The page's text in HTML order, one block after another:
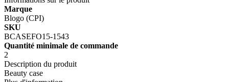
Marque
Blogo (CPI)
SKU
BCASEFO15-1543
Quantité minimale de commande
2
Description du produit
Beauty case